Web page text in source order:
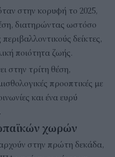
στην κορυφή το 2025,
διατηρώντας ωστόσο
δείκτες,
ποιότητα ζωής.
στην τρίτη θέση,
προοπτικές με
και ένα ευρύ
χωρών
στην πρώτη δεκάδα,